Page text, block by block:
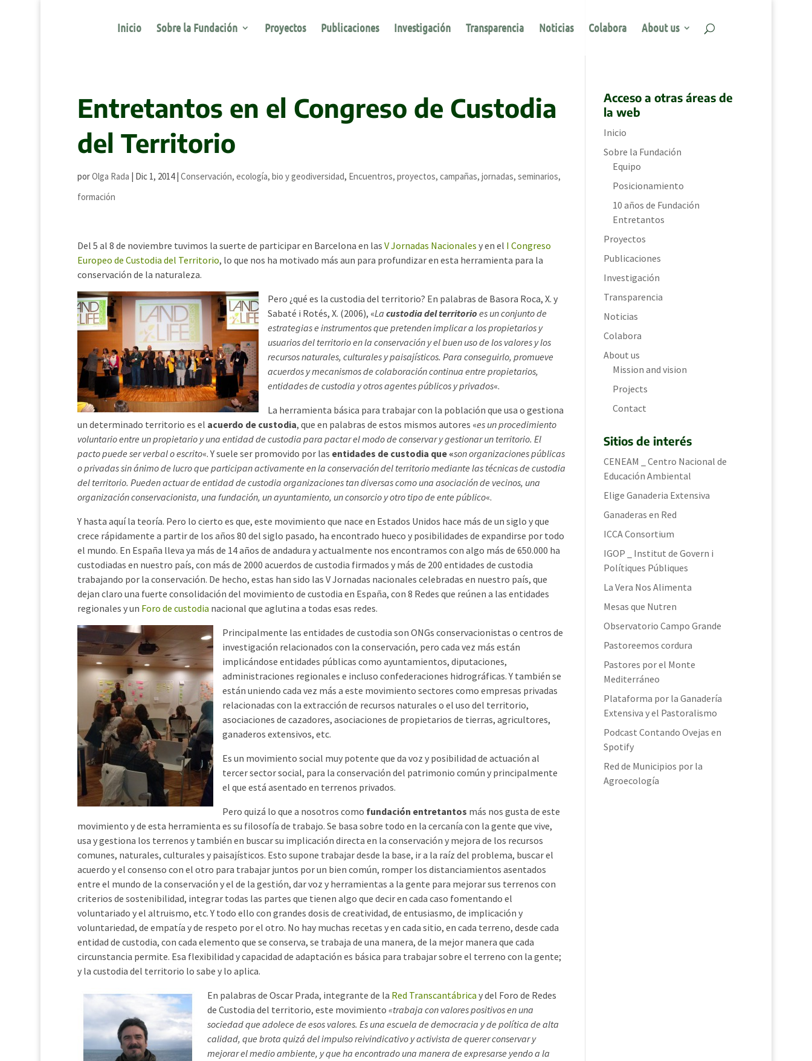
Inicio Sobre la Fundación Proyectos Publicaciones Investigación Transparencia Noticias Colabora About us
Entretantos en el Congreso de Custodia
del Territorio
porOlga Rada | Dic 1, 2014| Conservación, ecología, bio y geodiversidad, Encuentros, proyectos, campañas, jornadas, seminarios,
formación
Del 5 al 8 de noviembre tuvimos la suerte de participar en Barcelona en las V Jornadas Nacionales y en el I Congreso
Europeo de Custodia del Territorio, lo que nos ha motivado más aun para profundizar en esta herramienta para la
conservación de la naturaleza.
Pero ¿qué es la custodia del territorio? En palabras de Basora Roca, X. y
Sabaté i Rotés, X. (2006), «La custodia del territorio es un conjunto de
estrategias e instrumentos que pretenden implicar a los propietarios y
usuarios del territorio en la conservación y el buen uso de los valores y los
recursos naturales, culturales y paisajísticos. Para conseguirlo, promueve
acuerdos y mecanismos de colaboración continua entre propietarios,
entidades de custodia y otros agentes públicos y privados«.
La herramienta básica para trabajar con la población que usa o gestiona
un determinado territorio es el acuerdo de custodia, que en palabras de estos mismos autores «es un procedimiento
voluntario entre un propietario y una entidad de custodia para pactar el modo de conservar y gestionar un territorio. El
pacto puede ser verbal o escrito«. Y suele ser promovido por las entidades de custodia que «son organizaciones públicas
o privadas sin ánimo de lucro que participan activamente en la conservación del territorio mediante las técnicas de custodia
del territorio. Pueden actuar de entidad de custodia organizaciones tan diversas como una asociación de vecinos, una
organización conservacionista, una fundación, un ayuntamiento, un consorcio y otro tipo de ente público«.
Y hasta aquí la teoría. Pero lo cierto es que, este movimiento que nace en Estados Unidos hace más de un siglo y que
crece rápidamente a partir de los años 80 del siglo pasado, ha encontrado hueco y posibilidades de expandirse por todo
el mundo. En España lleva ya más de 14 años de andadura y actualmente nos encontramos con algo más de 650.000 ha
custodiadas en nuestro país, con más de 2000 acuerdos de custodia firmados y más de 200 entidades de custodia
trabajando por la conservación. De hecho, estas han sido las V Jornadas nacionales celebradas en nuestro país, que
dejan claro una fuerte consolidación del movimiento de custodia en España, con 8 Redes que reúnen a las entidades
regionales y un Foro de custodia nacional que aglutina a todas esas redes.
Principalmente las entidades de custodia son ONGs conservacionistas o centros de
investigación relacionados con la conservación, pero cada vez más están
implicándose entidades públicas como ayuntamientos, diputaciones,
administraciones regionales e incluso confederaciones hidrográficas. Y también se
están uniendo cada vez más a este movimiento sectores como empresas privadas
relacionadas con la extracción de recursos naturales o el uso del territorio,
asociaciones de cazadores, asociaciones de propietarios de tierras, agricultores,
ganaderos extensivos, etc.
Es un movimiento social muy potente que da voz y posibilidad de actuación al
tercer sector social, para la conservación del patrimonio común y principalmente
el que está asentado en terrenos privados.
Pero quizá lo que a nosotros como fundación entretantos más nos gusta de este
movimiento y de esta herramienta es su filosofía de trabajo. Se basa sobre todo en la cercanía con la gente que vive,
usa y gestiona los terrenos y también en buscar su implicación directa en la conservación y mejora de los recursos
comunes, naturales, culturales y paisajísticos. Esto supone trabajar desde la base, ir a la raíz del problema, buscar el
acuerdo y el consenso con el otro para trabajar juntos por un bien común, romper los distanciamientos asentados
entre el mundo de la conservación y el de la gestión, dar voz y herramientas a la gente para mejorar sus terrenos con
criterios de sostenibilidad, integrar todas las partes que tienen algo que decir en cada caso fomentando el
voluntariado y el altruismo, etc. Y todo ello con grandes dosis de creatividad, de entusiasmo, de implicación y
voluntariedad, de empatía y de respeto por el otro. No hay muchas recetas y en cada sitio, en cada terreno, desde cada
entidad de custodia, con cada elemento que se conserva, se trabaja de una manera, de la mejor manera que cada
circunstancia permite. Esa flexibilidad y capacidad de adaptación es básica para trabajar sobre el terreno con la gente;
y la custodia del territorio lo sabe y lo aplica.
En palabras de Oscar Prada, integrante de la Red Transcantábrica y del Foro de Redes
de Custodia del territorio, este movimiento «trabaja con valores positivos en una
sociedad que adolece de esos valores. Es una escuela de democracia y de política de alta
calidad, que brota quizá del impulso reivindicativo y activista de querer conservar y
mejorar el medio ambiente, y que ha encontrado una manera de expresarse yendo a la
Acceso a otras áreas de
la web
Inicio
Sobre la Fundación
Equipo
Posicionamiento
10 años de Fundación
Entretantos
Proyectos
Publicaciones
Investigación
Transparencia
Noticias
Colabora
About us
Mission and vision
Projects
Contact
Sitios de interés
CENEAM _ Centro Nacional de
Educación Ambiental
Elige Ganaderia Extensiva
Ganaderas en Red
ICCA Consortium
IGOP _ Institut de Govern i
Polítiques Públiques
La Vera Nos Alimenta
Mesas que Nutren
Observatorio Campo Grande
Pastoreemos cordura
Pastores por el Monte
Mediterráneo
Plataforma por la Ganadería
Extensiva y el Pastoralismo
Podcast Contando Ovejas en
Spotify
Red de Municipios por la
Agroecología